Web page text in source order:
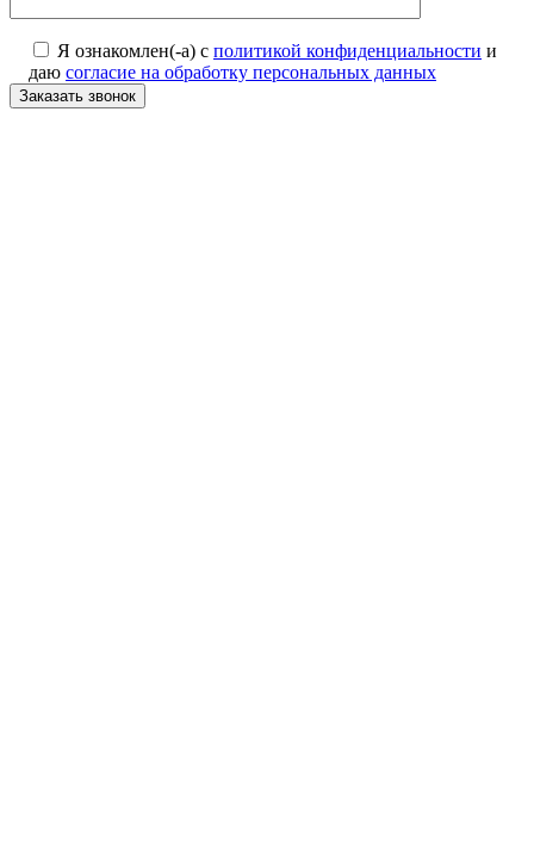
Я ознакомлен(-а) с политикой конфиденциальности и
даю согласие на обработку персональных данных
Заказать звонок